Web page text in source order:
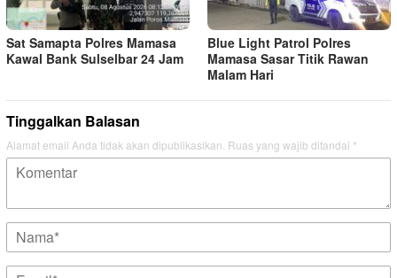
Sat Samapta Polres Mamasa
Kawal Bank Sulselbar 24 Jam
Blue Light Patrol Polres
Mamasa Sasar Titik Rawan
Malam Hari
Tinggalkan Balasan
Alamat email Anda tidak akan dipublikasikan. Ruas yang wajib ditandai *